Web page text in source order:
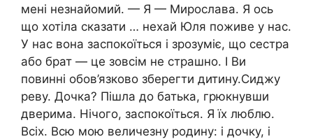
мені незнайомий. — Я — Мирослава. Я ось
що хотіла сказати … нехай Юля поживе у нас.
У нас вона заспокоїться і зрозуміє, що сестра
або брат — це зовсім не страшно. І Ви
повинні обов’язково зберегти дитину.Сиджу
реву. Дочка? Пішла до батька, грюкнувши
дверима. Нічого, заспокоїться. Я їх люблю.
Всіх. Всю мою величезну родину: і дочку, і